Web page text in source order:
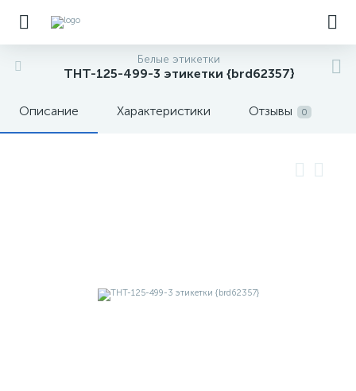
Белые этикетки
THT-125-499-3 этикетки {brd62357}
Описание Характеристики Отзывы 0